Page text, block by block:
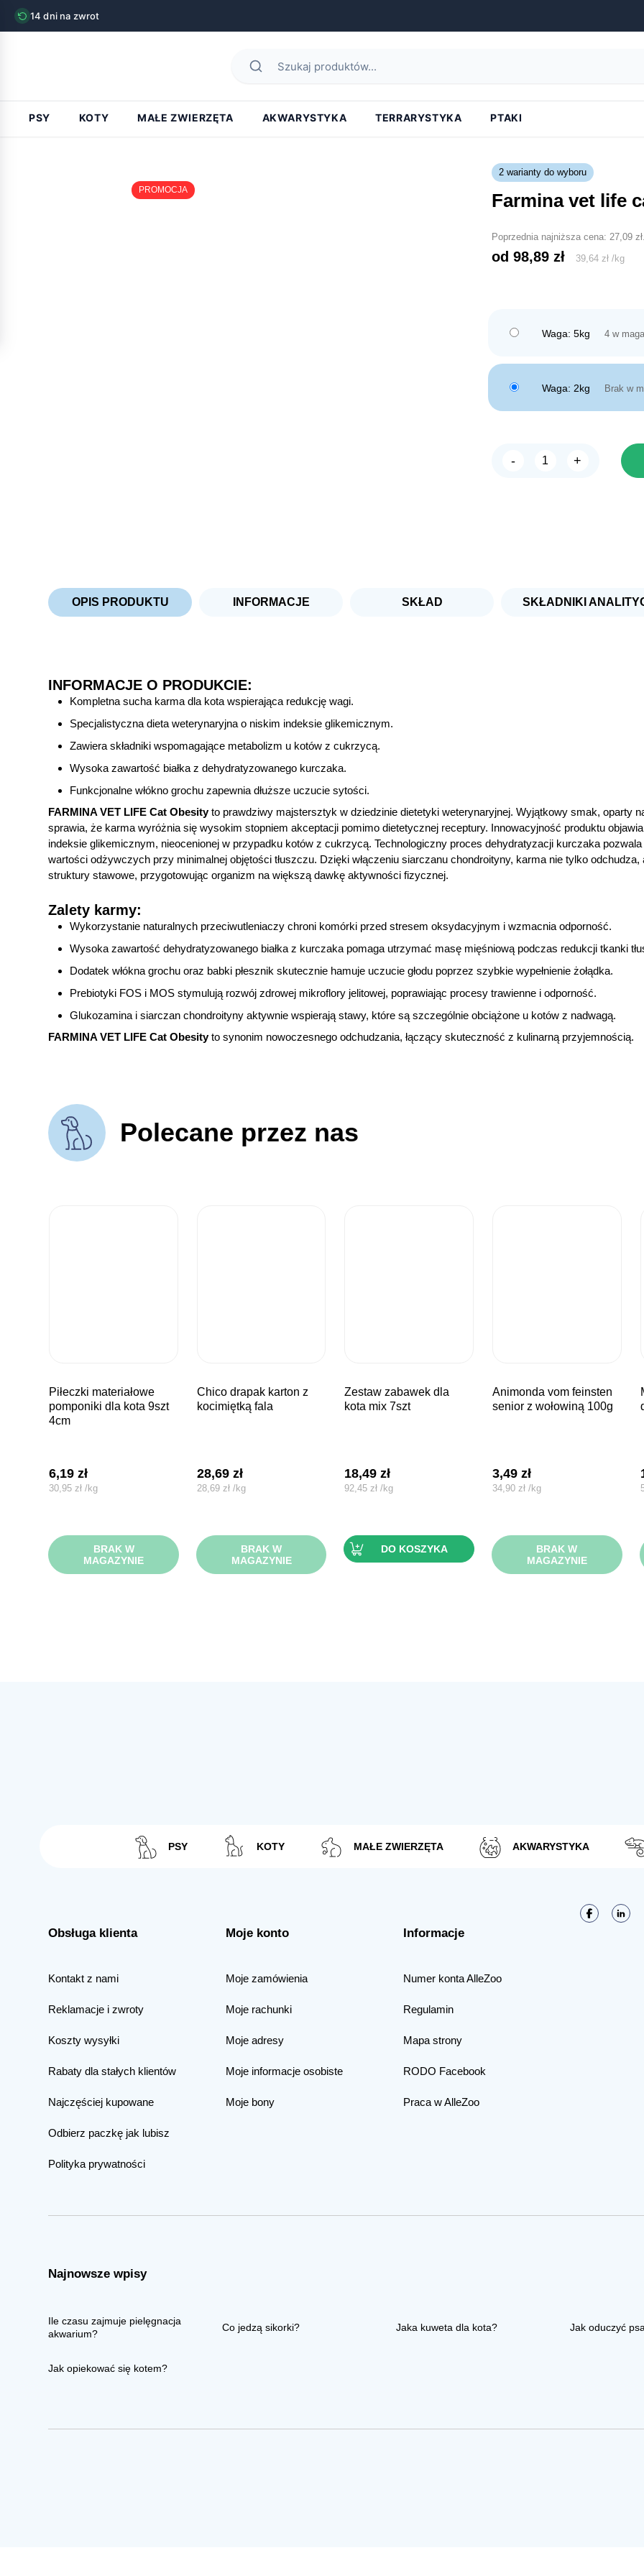
14 dni na zwrot
PSY KOTY MAŁE ZWIERZĘTA AKWARYSTYKA TERRARYSTYKA PTAKI
PROMOCJA
2 warianty do wyboru
farmina vet life
Poprzednia najniższa cena: 27,09 zł.
od 98,89 zł 39,64 zł /kg
Waga: 5kg 4 w
Waga: 2kg Brak w
-
ilość
+
OPIS PRODUKTU INFORMACJE SKŁAD SKŁADNIKI
INFORMACJE O PRODUKCIE:
Kompletna sucha karma dla kota wspierająca redukcję wagi.
Specjalistyczna dieta weterynaryjna o niskim indeksie glikemicznym.
Zawiera składniki wspomagające metabolizm u kotów z cukrzycą.
Wysoka zawartość białka z dehydratyzowanego kurczaka.
Funkcjonalne włókno grochu zapewnia dłuższe uczucie sytości.
FARMINA VET LIFE Cat Obesityto prawdziwy majstersztyk w dziedzinie dietetyki weterynaryjnej. Wyjątkowy smak, oparty
sprawia, że karma wyróżnia się wysokim stopniem akceptacji pomimo dietetycznej receptury. Innowacyjność produktu
indeksie glikemicznym, nieocenionej w przypadku kotów z cukrzycą. Technologiczny proces dehydratyzacji kurczaka
wartości odżywczych przy minimalnej objętości tłuszczu. Dzięki włączeniu siarczanu chondroityny, karma nie tylko odchudza,
struktury stawowe, przygotowując organizm na większą dawkę aktywności fizycznej.
Zalety karmy:
Wykorzystanie naturalnych przeciwutleniaczy chroni komórki przed stresem oksydacyjnym i wzmacnia odporność.
Wysoka zawartość dehydratyzowanego białka z kurczaka pomaga utrzymać masę mięśniową podczas redukcji tkanki
Dodatek włókna grochu oraz babki płesznik skutecznie hamuje uczucie głodu poprzez szybkie wypełnienie żołądka.
Prebiotyki FOS i MOS stymulują rozwój zdrowej mikroflory jelitowej, poprawiając procesy trawienne i odporność.
Glukozamina i siarczan chondroityny aktywnie wspierają stawy, które są szczególnie obciążone u kotów z nadwagą.
FARMINA VET LIFE Cat Obesityto synonim nowoczesnego odchudzania, łączący skuteczność z kulinarną przyjemnością.
Polecane przez nas
piłeczki materiałowe
pomponiki dla kota 9szt
4cm
6,19zł
30,95 zł /kg
BRAK W
MAGAZYNIE
chico drapak karton z
kocimiętką fala
28,69 zł
28,69 zł /kg
BRAK W
MAGAZYNIE
zestaw zabawek dla
kota mix 7szt
18,49zł
92,45 zł /kg
DO KOSZYKA
animonda vom feinsten
senior z wołowiną 100g
3,49 zł
34,90 zł /kg
BRAK W
MAGAZYNIE
PSY KOTY MAŁE ZWIERZĘTA AKWARYSTYKA
Obsługa klienta
Kontakt z nami
Reklamacje i zwroty
Koszty wysyłki
Rabaty dla stałych klientów
Najczęściej kupowane
Odbierz paczkę jak lubisz
Polityka prywatności
Moje konto
Moje zamówienia
Moje rachunki
Moje adresy
Moje informacje osobiste
Moje bony
Informacje
Numer konta AlleZoo
Regulamin
Mapa strony
RODO Facebook
Praca w AlleZoo
Najnowsze wpisy
Ile czasu zajmuje pielęgnacja
akwarium?
Co jedzą sikorki? Jaka kuweta dla kota? Jak oduczyć
Jak opiekować się kotem?